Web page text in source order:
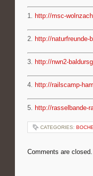
1. http://msc-
2. http://naturfreunde-
3. http://nwn2-
4. http://railscamp-
5. http://rasselbande-
CATEGORIES:
Comments are closed.